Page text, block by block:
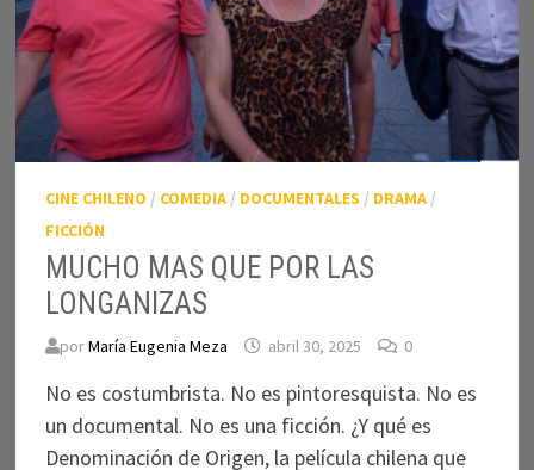
CINE CHILENO / COMEDIA/ DOCUMENTALES / DRAMA/
FICCIÓN
MUCHO MAS QUE POR LAS
LONGANIZAS
porMaría Eugenia Meza abril 30, 2025 0
No es costumbrista. No es pintoresquista. No es
un documental. No es una ficción. ¿Y qué es
Denominación de Origen, la película chilena que